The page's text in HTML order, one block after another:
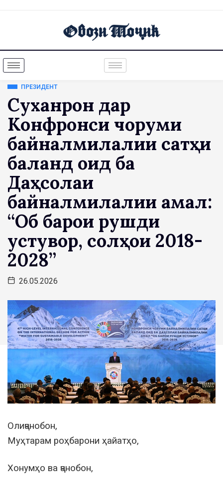
ПРЕЗИДЕНТ
Суханронӣ дар
Конфронси чоруми
байналмилалии сатҳи
баланд оид ба
Даҳсолаи
байналмилалии амал:
“Об барои рушди
устувор, солҳои 2018-
2028”
26.05.2026
Олиҷанобон,
Муҳтарам роҳбарони ҳайатҳо,
Хонумҳо ва ҷанобон,